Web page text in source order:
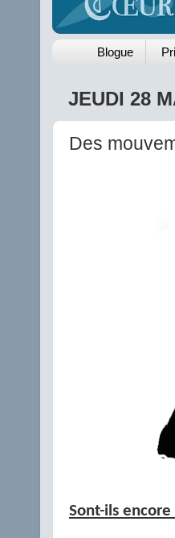
Blogue
JEUDI 28
Des
Sont-ils